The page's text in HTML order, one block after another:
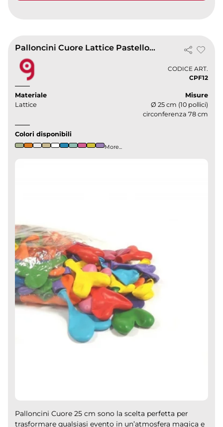
Palloncini Cuore Lattice Pastello 25cm - Biodegradabili Balloonia
CODICE ART.
CPF12
Materiale
Lattice
Misure
Ø 25 cm (10 pollici)
circonferenza 78 cm
Colori disponibili
More...
Palloncini Cuore 25 cm sono la scelta perfetta per
trasformare qualsiasi evento in un’atmosfera magica e